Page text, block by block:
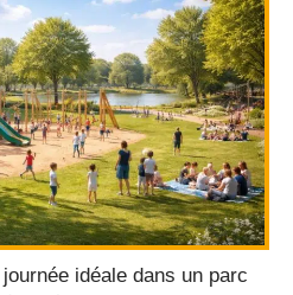
idéale dans un parc